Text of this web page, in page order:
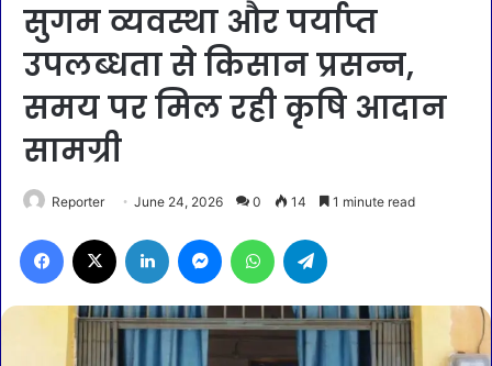
सुगम व्यवस्था और पर्याप्त
उपलब्धता से किसान प्रसन्न,
समय पर मिल रही कृषि आदान
सामग्री
Reporter June 24, 2026 0 14 1 minute read
Facebook LinkedIn MessengerWhatsApp